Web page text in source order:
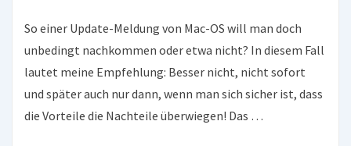
So einer Update-Meldung von Mac-OS will man doch
unbedingt nachkommen oder etwa nicht? In diesem Fall
lautet meine Empfehlung: Besser nicht, nicht sofort
und später auch nur dann, wenn man sich sicher ist, dass
die Vorteile die Nachteile überwiegen! Das …